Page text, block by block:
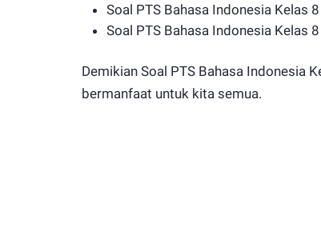
Soal PTS Bahasa Indonesia Kelas
Soal PTS Bahasa Indonesia Kelas
Demikian Soal PTS Bahasa Indonesia
bermanfaat untuk kita semua.